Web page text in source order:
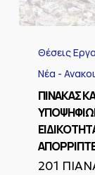
ΚΑΤΑΤΑΞΗΣ
ΚΑΤΗΓΟΡΙΑΣ
ΚΛΑΔΟΥ/
ΟΔΗΓΩΝ
Θέσεις
Νέα -
ΠΙΝΑΚΑΣ
201